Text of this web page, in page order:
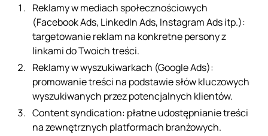
Reklamy w mediach społecznościowych
(Facebook Ads, LinkedIn Ads, Instagram Ads itp.):
targetowanie reklam na konkretne persony z
linkami do Twoich treści.
Reklamy w wyszukiwarkach (Google Ads):
promowanie treści na podstawie słów kluczowych
wyszukiwanych przez potencjalnych klientów.
Content syndication: płatne udostępnianie treści
na zewnętrznych platformach branżowych.